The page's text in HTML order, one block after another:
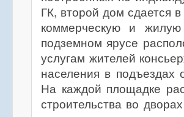
ГК, второй дом сдается
коммерческую и
подземном ярусе
услугам жителей
населения в подъездах
На каждой площадке
строительства во